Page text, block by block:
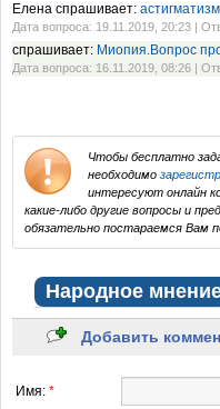
Елена спрашивает: астигматизм
Дата вопроса: 19.11.2019, 20:23 |
спрашивает: Миопия.Вопрос
Дата вопроса: 16.11.2019, 08:26 |
Чтобы бесплатно
необходимо
интересуют онлайн
какие-либо другие вопросы и
обязательно постараемся Вам
Народное
Добавить
Имя: *